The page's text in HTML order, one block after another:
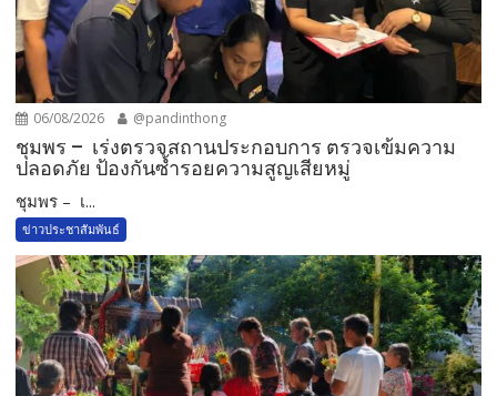
06/08/2026 @pandinthong
ชุมพร – เร่งตรวจสถานประกอบการ ตรวจเข้มความ
ปลอดภัย ป้องกันซ้ำรอยความสูญเสียหมู่
ชุมพร – เ...
ข่าวประชาสัมพันธ์